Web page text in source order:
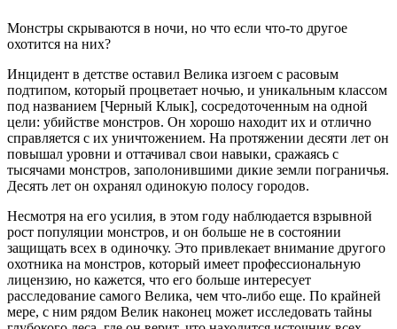
Монстры скрываются в ночи, но что если что-то другое
охотится на них?
Инцидент в детстве оставил Велика изгоем с расовым
подтипом, который процветает ночью, и уникальным классом
под названием [Черный Клык], сосредоточенным на одной
цели: убийстве монстров. Он хорошо находит их и отлично
справляется с их уничтожением. На протяжении десяти лет он
повышал уровни и оттачивал свои навыки, сражаясь с
тысячами монстров, заполонившими дикие земли пограничья.
Десять лет он охранял одинокую полосу городов.
Несмотря на его усилия, в этом году наблюдается взрывной
рост популяции монстров, и он больше не в состоянии
защищать всех в одиночку. Это привлекает внимание другого
охотника на монстров, который имеет профессиональную
лицензию, но кажется, что его больше интересует
расследование самого Велика, чем что-либо еще. По крайней
мере, с ним рядом Велик наконец может исследовать тайны